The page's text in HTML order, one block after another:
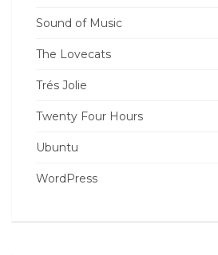
Sound of Music
The Lovecats
Trés Jolie
Twenty Four Hours
Ubuntu
WordPress